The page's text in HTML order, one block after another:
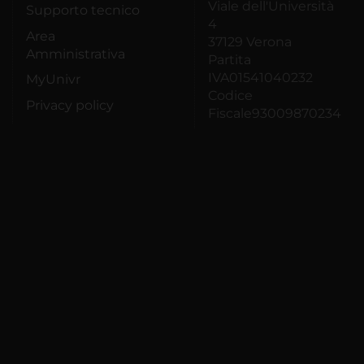
Supporto tecnico
Area
Amministrativa
MyUnivr
Privacy policy
Viale dell'Università
4
37129 Verona
Partita
IVA01541040232
Codice
Fiscale93009870234